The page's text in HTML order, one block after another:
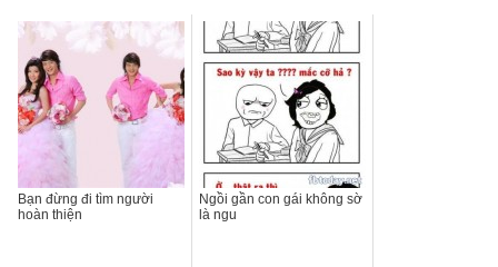
Bạn đừng đi tìm người
hoàn thiện
Ngồi gần con gái không sờ
là ngu